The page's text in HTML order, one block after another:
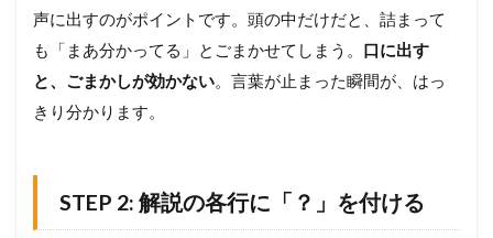
言
語
化
版
6
み
た
声に出すのがポイントです。頭の中だけだと、詰まって
も「まあ分かってる」とごまかせてしまう。 口に出す
と、ごまかしが効かない。言葉が止まった瞬間が、はっ
きり分かります。
STEP 2: 解説の各行に「？」を付ける